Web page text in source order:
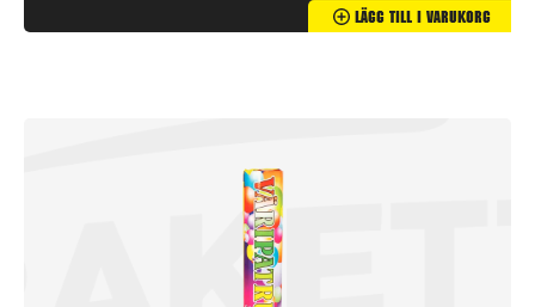
Lägg Till I Varukorg